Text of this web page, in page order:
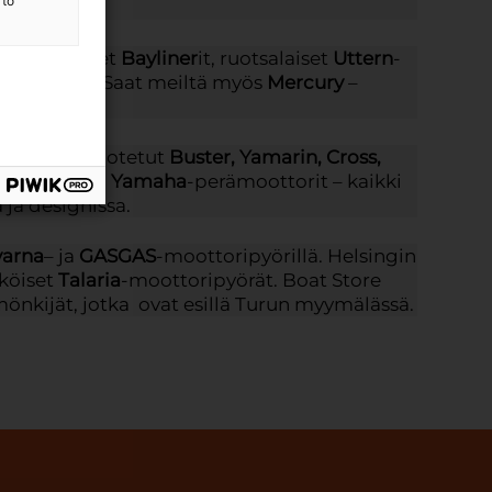
perinteiset Baylinerit, ruotsalaiset Uttern-
Saat meiltä myös Mercury–
olevat luotetut Buster, Yamarin, Cross,
mallit sekä Yamaha-perämoottorit – kaikki
designissa.
– ja GASGAS-moottoripyörillä. Helsingin
Talaria-moottoripyörät. Boat Store
jotka ovat esillä Turun myymälässä.